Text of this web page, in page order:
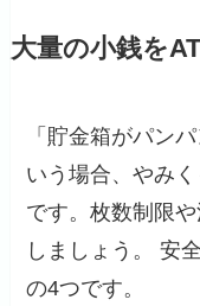
大量の小銭を
「貯金箱がパン
いう場合、やみ
です。枚数制限
しましょう。 安
の4つです。